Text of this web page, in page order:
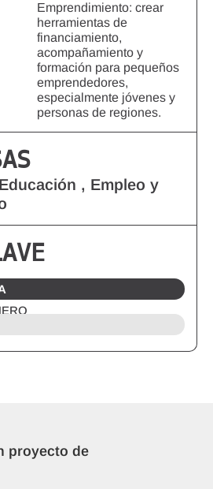
Emprendimiento: crear
herramientas de
financiamiento,
acompañamiento y
formación para pequeños
emprendedores,
especialmente jóvenes y
personas de regiones.
, Empleo y
proyecto de